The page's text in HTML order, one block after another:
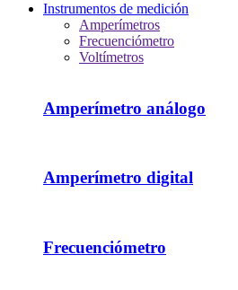
Instrumentos de medición
Amperímetros
Frecuenciómetro
Voltímetros
Amperímetro análogo
Amperímetro digital
Frecuenciómetro